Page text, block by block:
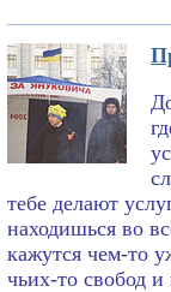
тебе делают
находишься во
кажутся чем-то
чьих-то свобод и